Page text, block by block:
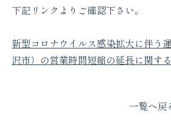
下記リンクよりご確認下さい。
新型コロナウイルス感染拡大に伴う
沢市）の営業時間短縮の延長に関す
一覧へ戻